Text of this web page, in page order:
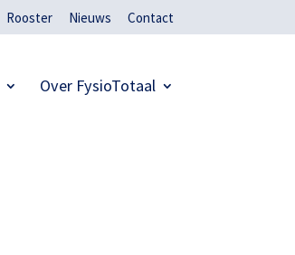
Rooster Nieuws Contact
Over FysioTotaal